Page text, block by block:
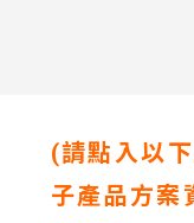
(請點入以
子產品方案